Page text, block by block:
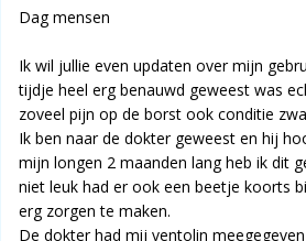
Dag mensen
Ik wil jullie even updaten over mijn
tijdje heel erg benauwd geweest was
zoveel pijn op de borst ook conditie
Ik ben naar de dokter geweest en hij
mijn longen 2 maanden lang heb ik dit
niet leuk had er ook een beetje koorts
erg zorgen te maken.
De dokter had mij ventolin